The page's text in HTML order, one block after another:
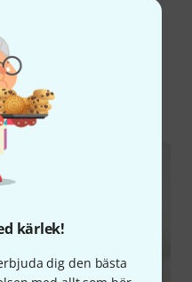
kärlek!
dig den bästa